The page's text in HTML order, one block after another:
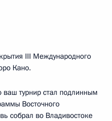
III Международного
Кано.
ваш турнир стал подлинным
Восточного
собрал во Владивостоке